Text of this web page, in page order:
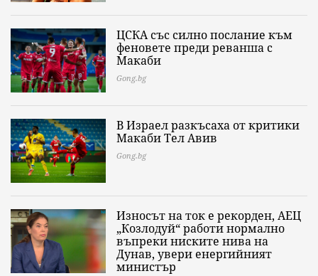
ЦСКА със силно послание към
феновете преди реванша с
Макаби
Gong.bg
В Израел разкъсаха от критики
Макаби Тел Авив
Gong.bg
Износът на ток е рекорден, АЕЦ
„Козлодуй“ работи нормално
въпреки ниските нива на
Дунав, увери енергийният
министър